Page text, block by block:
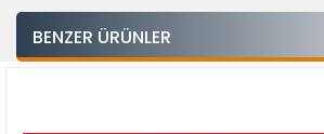
BENZER ÜRÜNLER